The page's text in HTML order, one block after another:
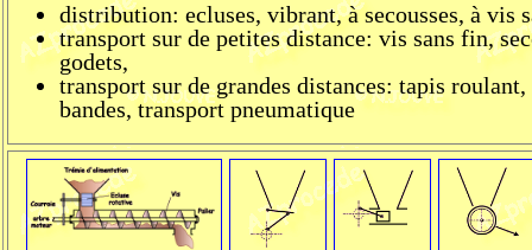
distribution: ecluses, vibrant, à secousses, à vis
transport sur de petites distance: vis sans fin,
godets,
transport sur de grandes distances: tapis
bandes, transport pneumatique